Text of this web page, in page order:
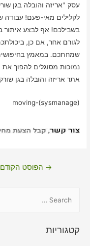
עסק "אריזה והובלה בגן
לקלילים מאי-פעם! עבודה
בשבילכם! אף לבצע איתור
לגורם אחר, אם כן,
שמחתכם. במאמץ בחיפושים
נמוכות מסוגלים להפוך
אתר אריזה והובלה בגן
moving-(sysmanage)
ניווט→ הפוסט הקודם
r
קטגוריות